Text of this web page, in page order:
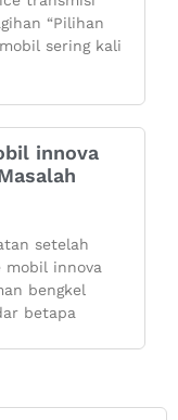
“Pilihan
sering kali
innova
setelah
mobil innova
bengkel
betapa